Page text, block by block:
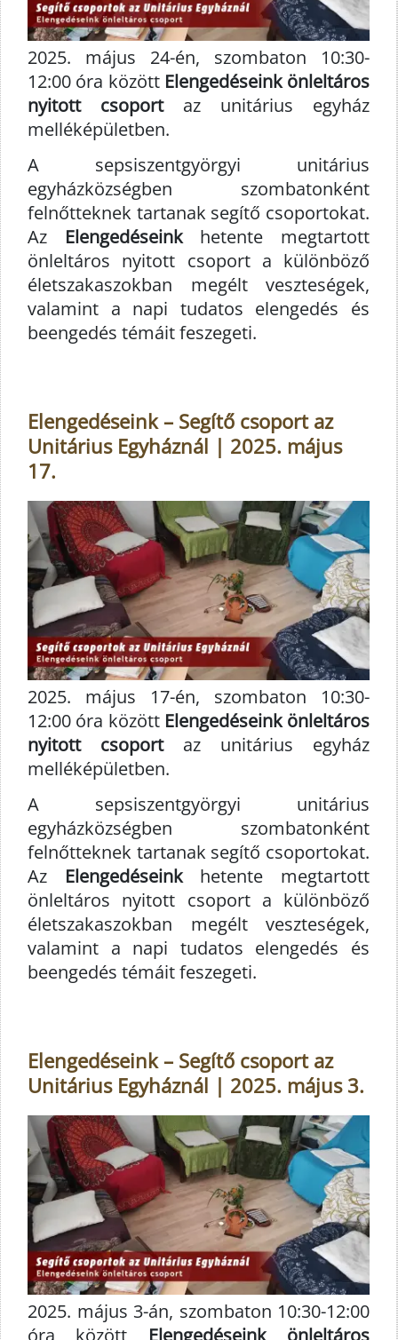
2025. május 24-én, szombaton 10:30-
12:00 óra között Elengedéseink önleltáros
nyitott csoportaz unitárius egyház
melléképületben.
A sepsiszentgyörgyi unitárius
egyházközségben szombatonként
felnőtteknek tartanak segítő csoportokat.
Az Elengedéseinkhetente megtartott
önleltáros nyitott csoport a különböző
életszakaszokban megélt veszteségek,
valamint a napi tudatos elengedés és
beengedés témáit feszegeti.
Elengedéseink – Segítő csoport az
Unitárius Egyháznál | 2025. május
17.
2025. május 17-én, szombaton 10:30-
12:00 óra között Elengedéseink önleltáros
nyitott csoportaz unitárius egyház
melléképületben.
A sepsiszentgyörgyi unitárius
egyházközségben szombatonként
felnőtteknek tartanak segítő csoportokat.
Az Elengedéseinkhetente megtartott
önleltáros nyitott csoport a különböző
életszakaszokban megélt veszteségek,
valamint a napi tudatos elengedés és
beengedés témáit feszegeti.
Elengedéseink – Segítő csoport az
Unitárius Egyháznál | 2025. május 3.
2025. május 3-án, szombaton 10:30-12:00